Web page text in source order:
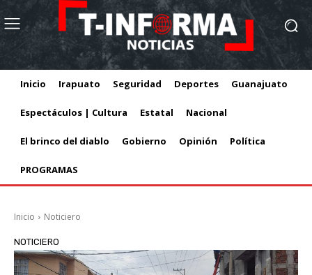
Inicio Irapuato Seguridad Deportes Guanajuato
Espectáculos | Cultura Estatal Nacional
El brinco del diablo Gobierno Opinión Política
PROGRAMAS
Inicio Noticiero
NOTICIERO